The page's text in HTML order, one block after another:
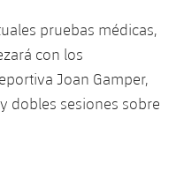
pruebas médicas,
con los
Joan Gamper,
dobles sesiones sobre